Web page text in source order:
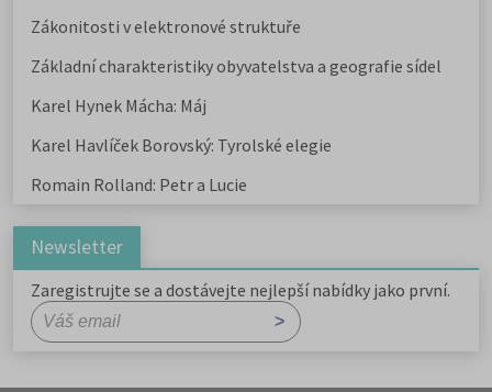
Zákonitosti v elektronové struktuře
Základní charakteristiky obyvatelstva a geografie sídel
Karel Hynek Mácha: Máj
Karel Havlíček Borovský: Tyrolské elegie
Romain Rolland: Petr a Lucie
Newsletter
Zaregistrujte se a dostávejte nejlepší nabídky jako první.